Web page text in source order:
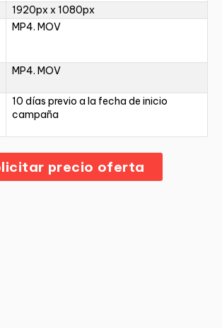
1920px x 1080px
MP4. MOV
MP4. MOV
10 días previo a la fecha de inicio
campaña
precio oferta